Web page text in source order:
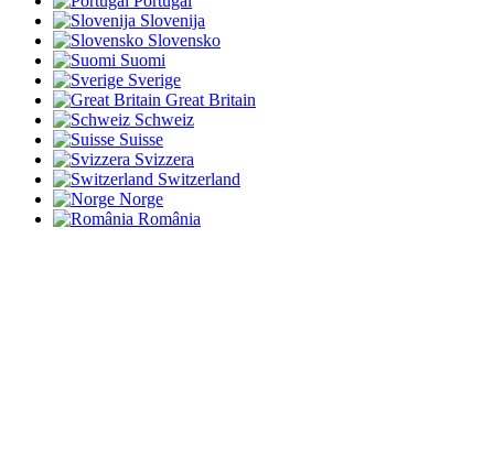
Slovenija
Slovensko
Suomi
Sverige
Great Britain
Schweiz
Suisse
Svizzera
Switzerland
Norge
România